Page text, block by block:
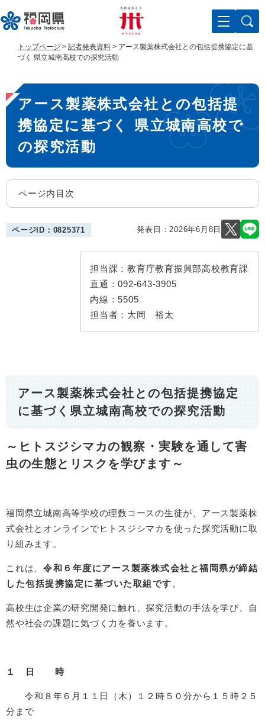
ー
ジ
す
。
ニ
ュ
し
て
トップページ > 記者発表資料 > アース製薬株式会社との包括提携協定に基
づく 県立城南高校での探究活動
本
文
アース製薬株式会社との包括提
携協定に基づく 県立城南高校で
の探究活動
ページ内目次
ページID：0825371 発表日：2026年6月8日
担当課： 教育庁教育振興部高校教育課
直通：092-643-3905
内線：5505
担当者： 大岡 裕太
アース製薬株式会社との包括提携協定
に基づく県立城南高校での探究活動
～ヒトスジシマカの観察・実験を通して害
虫の生態とリスクを学びます～
福岡県立城南高等学校の理数コースの生徒が、アース製薬株
式会社とオンラインでヒトスジシマカを使った探究活動に取
り組みます。
これは、 令和６年度にアース製薬株式会社と福岡県が締結
した包括提携協定に基づいた取組です 。
高校生は企業の研究開発に触れ、探究活動の手法を学び、自
然や社会の課題に気づく力を養います。
１ 日 時
令和８年６月１１日（木）１２時５０分から１５時２５
分まで